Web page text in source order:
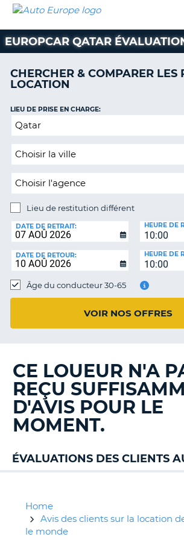
LOCATION
VOITURE
CAMPING-
CAR
AUTO
EUROPE
LOCATION
VOITURE
CAMPING-
CAR
PARTENAIRES
SUPPORT
CLIENT
COMPTE
MA
EUROPCAR QATAR
CHERCHER & COMPARER LES
LOCATION
Lieu
restitution
LIEU DE PRISE EN CHARGE:
Lieu de restitution différent
DE
RESTITUTION:
DATE DE RETRAIT:
10:00
HEURE DE
DATE DE RETOUR:
10:00
HEURE DE
Âge du conducteur 30-65
VOIR NOS OFFRES
CE LOUEUR N'A
REÇU
D'AVIS POUR LE
MOMENT.
ÉVALUATIONS DES CLIENTS
Home
Avis des clients sur la location
le monde